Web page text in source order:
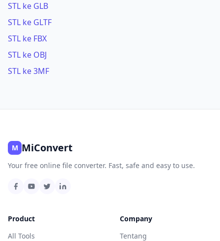
STL ke GLB
STL ke GLTF
STL ke FBX
STL ke OBJ
STL ke 3MF
M MiConvert
Your free online file converter. Fast, safe and easy to use.
Product
All Tools
Company
Tentang